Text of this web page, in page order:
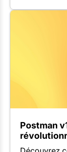
Postman